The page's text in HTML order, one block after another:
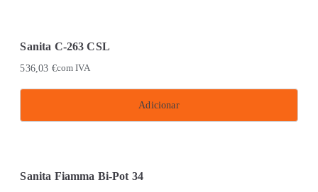
Sanita C-263 CSL
536,03 €com IVA
Adicionar
Sanita Fiamma Bi-Pot 34